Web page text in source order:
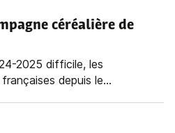
céréalière de
2025 difficile, les
depuis le...